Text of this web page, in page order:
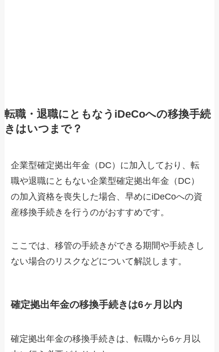
転職・退職にともなうiDeCoへの移換手続
きはいつまで？
企業型確定拠出年金（DC）に加入しており、転
職や退職にともない企業型確定拠出年金（DC）
の加入資格を喪失した場合、早めにiDeCoへの資
産移換手続きを行うのがおすすめです。
ここでは、移管の手続きができる期間や手続きし
ない場合のリスクなどについて解説します。
確定拠出年金の移換手続きは6ヶ月以内
確定拠出年金の移換手続きは、転職から6ヶ月以